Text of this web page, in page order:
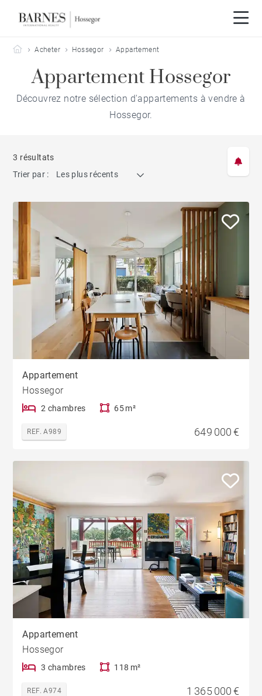
Barnes Hossegor
Acheter Hossegor Appartement
Appartement Hossegor
Découvrez notre sélection d'appartements à vendre à
Hossegor.
3 résultats
Trier par :
Les plus récents
Appartement
Hossegor
2 chambres 65 m²
REF. A989 649 000 €
Appartement
Hossegor
3 chambres 118 m²
REF. A974 1 365 000 €